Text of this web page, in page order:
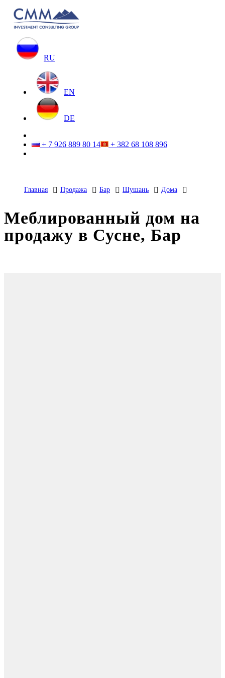
RU
EN
DE
+ 7 926 889 80 14 + 382 68 108 896
Главная Продажа Бар Шушань Дома
Меблированный дом на
продажу в Сусне, Бар